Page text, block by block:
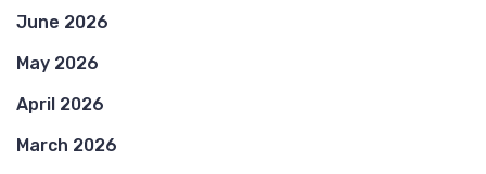
June 2026
May 2026
April 2026
March 2026